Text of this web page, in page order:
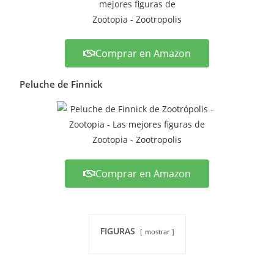
Comprar en Amazon
Peluche de Finnick
Comprar en Amazon
FIGURAS mostrar